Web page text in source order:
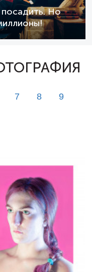
Но
7 8 9